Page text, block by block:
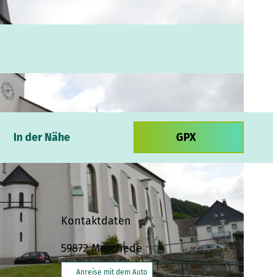
In der Nähe GPX
Kontaktdaten
59872Meschede
Anreise mit dem Auto